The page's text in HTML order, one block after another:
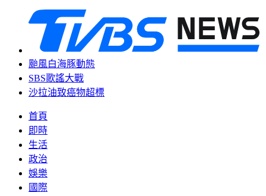
颱風白海豚動態
SBS歌謠大戰
沙拉油致癌物超標
首頁
即時
生活
政治
娛樂
國際